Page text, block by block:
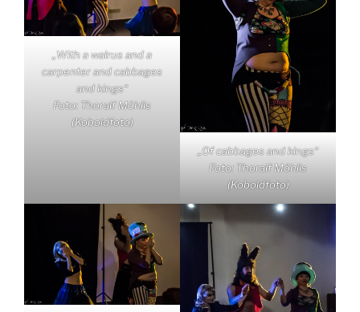
„With a walrus and a
carpenter and cabbages
and kings“
Foto: Thoralf Möhlis
(Koboldfoto)
„Of cabbages and kings“
Foto: Thoralf Möhlis
(Koboldfoto)